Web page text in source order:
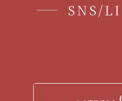
2017年10
SNS/